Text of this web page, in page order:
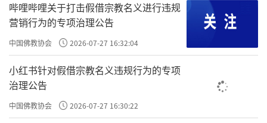
修楞严法一定要守戒律，唯有戒律清净才能相应
一念此咒，虚空中便现出 五色瑞云，青黄
赤白黑。瑞云在虚空中结成宝盖。这五色祥云
哔哩哔哩关于打击假借宗教名义进行违规
营销行为的专项治理公告
中国佛教协会 2026-07-27 16:32:04
小红书针对假借宗教名义违规行为的专项
治理公告
中国佛教协会 2026-07-27 16:30:22